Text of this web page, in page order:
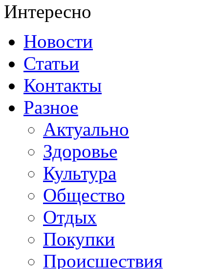
Интересно
Новости
Статьи
Контакты
Разное
Актуально
Здоровье
Культура
Общество
Отдых
Покупки
Происшествия